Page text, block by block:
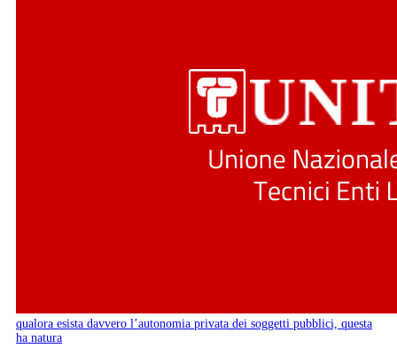
qualora esista davvero l’autonomia privata dei soggetti pubblici, questa
ha natura